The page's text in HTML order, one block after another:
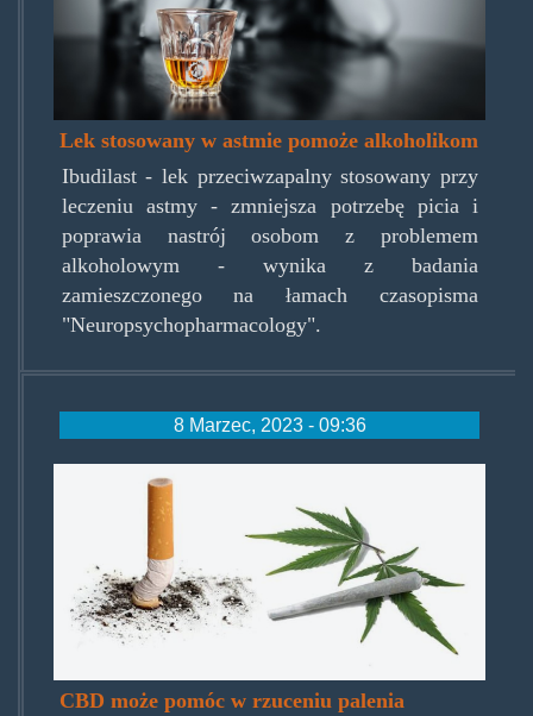
Lek stosowany w astmie pomoże alkoholikom
Ibudilast - lek przeciwzapalny stosowany przy
leczeniu astmy - zmniejsza potrzebę picia i
poprawia nastrój osobom z problemem
alkoholowym - wynika z badania
zamieszczonego na łamach czasopisma
"Neuropsychopharmacology".
8 Marzec, 2023 - 09:36
palenie-
marihuany-
vs-
palenie-
papierosow-
696x348.jpg
CBD może pomóc w rzuceniu palenia